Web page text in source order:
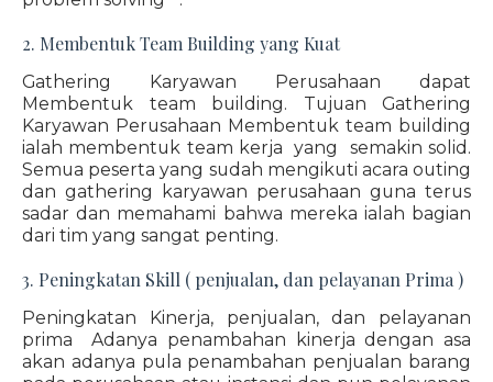
2. Membentuk Team Building yang Kuat
Gathering Karyawan Perusahaan dapat
Membentuk team building. Tujuan Gathering
Karyawan Perusahaan Membentuk team building
ialah membentuk team kerja yang semakin solid.
Semua peserta yang sudah mengikuti acara outing
dan gathering karyawan perusahaan guna terus
sadar dan memahami bahwa mereka ialah bagian
dari tim yang sangat penting.
3. Peningkatan Skill ( penjualan, dan pelayanan Prima )
Peningkatan Kinerja, penjualan, dan pelayanan
prima Adanya penambahan kinerja dengan asa
akan adanya pula penambahan penjualan barang